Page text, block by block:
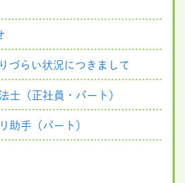
づらい状況につきまして
士（正社員・パート）
助手（パート）